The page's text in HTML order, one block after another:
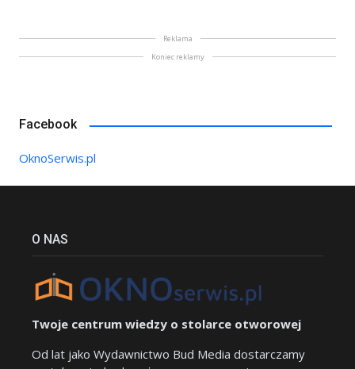
Reklama
Koniec reklamy
Facebook
OknoSerwis.pl
O NAS
Twoje centrum wiedzy o stolarce otworowej
Od lat jako Wydawnictwo Bud Media dostarczamy